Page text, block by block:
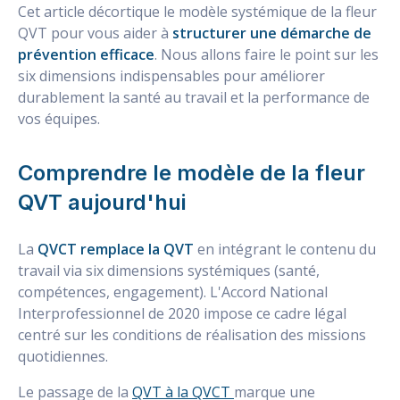
Cet article décortique le modèle systémique de la fleur
QVT pour vous aider à structurer une démarche de
prévention efficace. Nous allons faire le point sur les
six dimensions indispensables pour améliorer
durablement la santé au travail et la performance de
vos équipes.
Comprendre le modèle de la fleur
QVT aujourd'hui
La QVCT remplace la QVT en intégrant le contenu du
travail via six dimensions systémiques (santé,
compétences, engagement). L'Accord National
Interprofessionnel de 2020 impose ce cadre légal
centré sur les conditions de réalisation des missions
quotidiennes.
Le passage de la QVT à la QVCT marque une